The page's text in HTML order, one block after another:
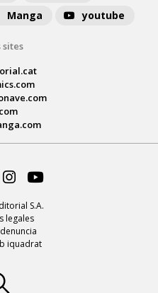
Manga youtube
sites
S.A.
legales
iquadrat
Twitter
Instagram
Youtube